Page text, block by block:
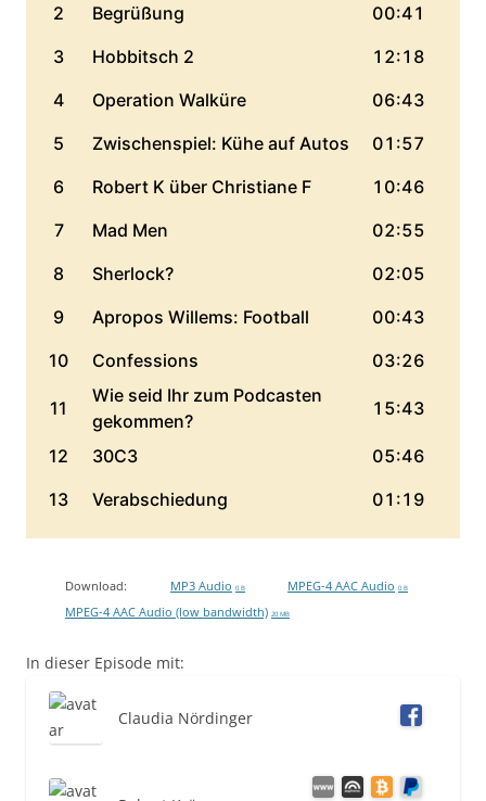
Download: MP3 Audio 0 B MPEG-4 AAC Audio 0 B
MPEG-4 AAC Audio (low bandwidth) 20 MB
In dieser Episode mit:
Claudia Nördinger